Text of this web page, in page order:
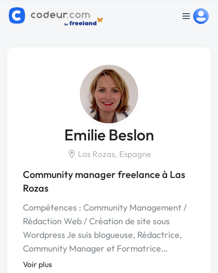
Emilie Beslon
Las Rozas, Espagne
Community manager freelance à Las
Rozas
Compétences : Community Management /
Rédaction Web / Création de site sous
Wordpress Je suis blogueuse, Rédactrice,
Community Manager et Formatrice…
Voir plus